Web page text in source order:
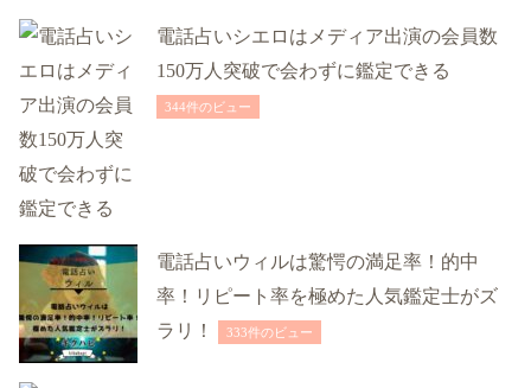
電話占いシエロはメディア出演の会員数
150万人突破で会わずに鑑定できる
344件のビュー
電話占いウィルは驚愕の満足率！的中
率！リピート率を極めた人気鑑定士がズ
ラリ！
333件のビュー